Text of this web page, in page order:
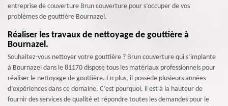
entreprise de couverture Brun couverture pour s’occuper de vos
problèmes de gouttière Bournazel.
Réaliser les travaux de nettoyage de gouttière à
Bournazel.
Souhaitez-vous nettoyer votre gouttière ? Brun couverture qui s’implante
à Bournazel dans le 81170 dispose tous les matériaux professionnels pour
réaliser le nettoyage de gouttière. En plus, il possède plusieurs années
d’expériences dans ce domaine. C’est pourquoi, il est à la hauteur de
fournir des services de qualité et répondre toutes les demandes pour le